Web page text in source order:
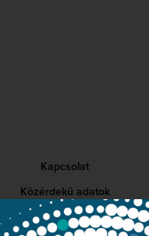
Kapcsolat
Közérdekű adatok
Sajtószoba